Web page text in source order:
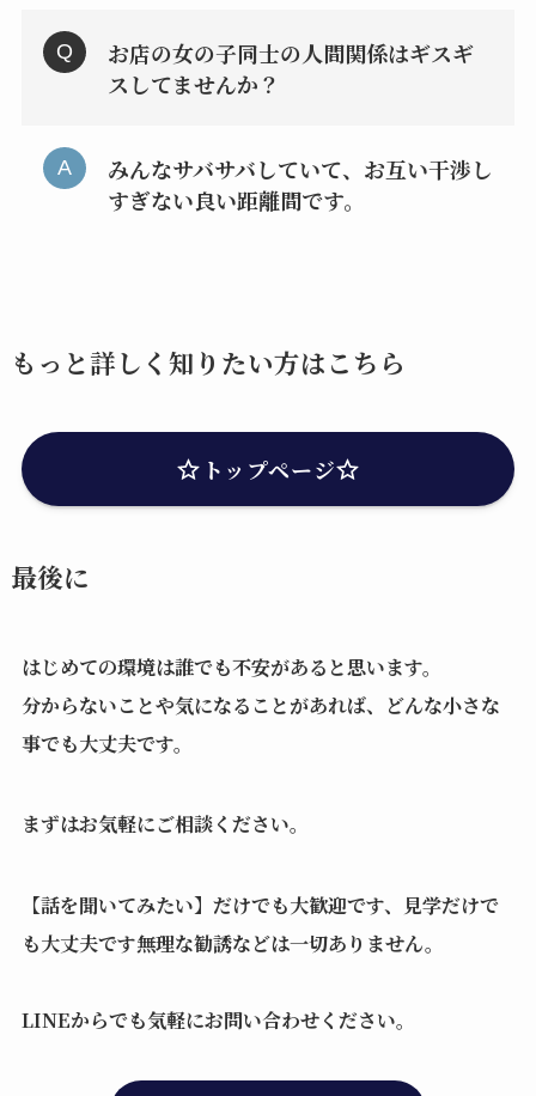
お店の女の子同士の人間関係はギスギ
スしてませんか？
みんなサバサバしていて、お互い干渉し
すぎない良い距離間です。
もっと詳しく知りたい方はこちら
トップページ
最後に
はじめての環境は誰でも不安があると思います。
分からないことや気になることがあれば、どんな小さな
事でも大丈夫です。
まずはお気軽にご相談ください。
【話を聞いてみたい】だけでも大歓迎です、見学だけで
も大丈夫です無理な勧誘などは一切ありません。
LINEからでも気軽にお問い合わせください。